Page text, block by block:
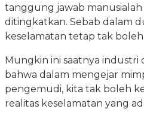
tanggung jawab
ditingkatkan. Sebab dalam
keselamatan tetap tak
Mungkin ini saatnya
bahwa dalam mengejar
pengemudi, kita tak boleh
realitas keselamatan yang